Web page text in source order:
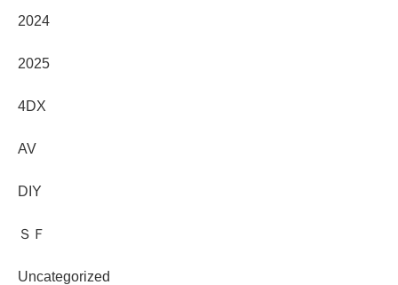
2024
2025
4DX
AV
DIY
ＳＦ
Uncategorized